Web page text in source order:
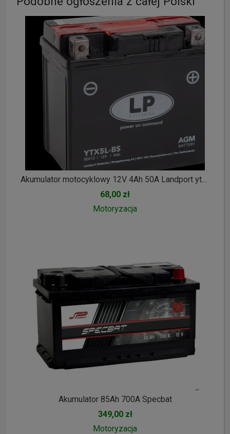
Akumulator motocyklowy 12V 4Ah 50A Landport ytx5l-bs
68,00 zł
Motoryzacja
Akumulator 85Ah 700A Specbat
349,00 zł
Motoryzacja